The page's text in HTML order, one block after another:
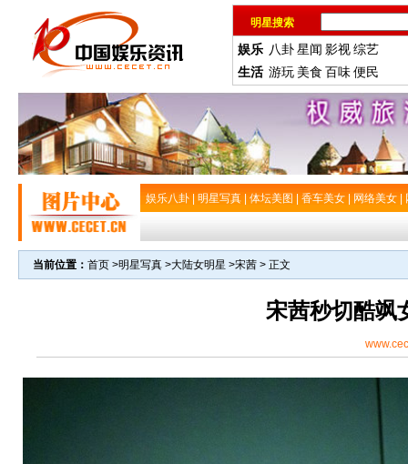
明星搜索
娱乐 八卦星闻 影视综艺
生活 游玩 美食 百味便民
娱乐八卦 明星写真 体坛美图 香车美女 网络美女
当前位置： 首页 >明星写真 >大陆女明星 >宋茜 > 正文
宋茜秒切酷飒